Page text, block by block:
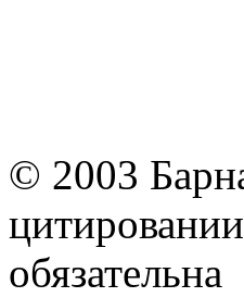
© 2003
обязательна